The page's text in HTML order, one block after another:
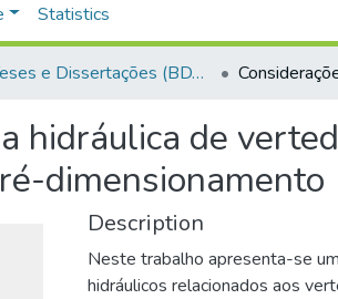
Statistics
Teses e Dissertações (BDTD USP)
hidráulica de
dimensionamento
Description
Neste trabalho apresenta-se
hidráulicos relacionados aos